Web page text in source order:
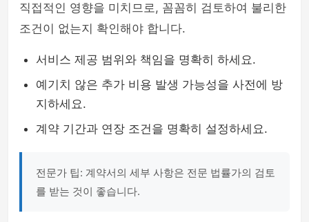
직접적인 영향을 미치므로, 꼼꼼히 검토하여 불리한
조건이 없는지 확인해야 합니다.
서비스 제공 범위와 책임을 명확히 하세요.
예기치 않은 추가 비용 발생 가능성을 사전에 방
지하세요.
계약 기간과 연장 조건을 명확히 설정하세요.
전문가 팁: 계약서의 세부 사항은 전문 법률가의 검토
를 받는 것이 좋습니다.